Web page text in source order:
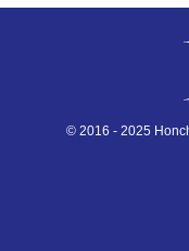
© 2016 - 2025